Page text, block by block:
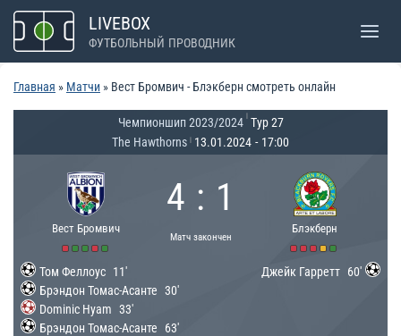
Перейти
содержимому
LIVEBOX
ФУТБОЛЬНЫЙ ПРОВОДНИК
Главная » Матчи » Вест Бромвич - Блэкберн смотреть онлайн
Чемпионшип 2023/2024 Тур 27
The Hawthorns 13.01.2024 - 17:00
Вест Бромвич
4 : 1
Матч закончен
Блэкберн
Том Феллоус 11'
Брэндон Томас-Асанте 30'
Dominic Hyam 33'
Брэндон Томас-Асанте
63'
Джейк Гарретт 60'